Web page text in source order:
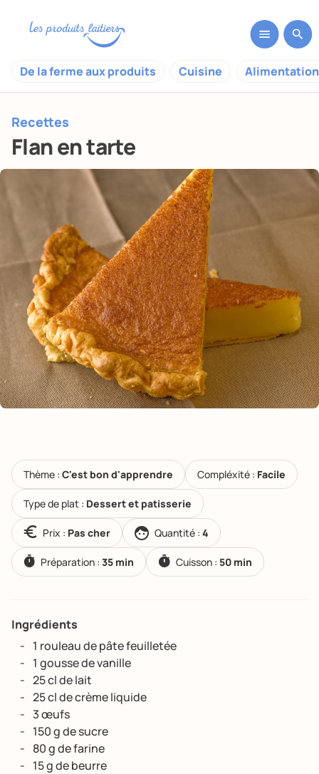
De la ferme aux produits Cuisine
Recettes
Flan en tarte
Thème : C'est bon d'apprendre Compléxité : Facile
Type de plat : Dessert et patisserie
Prix : Pas cher Quantité : 4
Préparation :35 min Cuisson : 50 min
Ingrédients
1 rouleau de pâte feuilletée
1 gousse de vanille
25 cl de lait
25 cl de crème liquide
3 œufs
150 g de sucre
80 g de farine
15 g de beurre